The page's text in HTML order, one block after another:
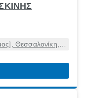
Θεσσαλονίκη,